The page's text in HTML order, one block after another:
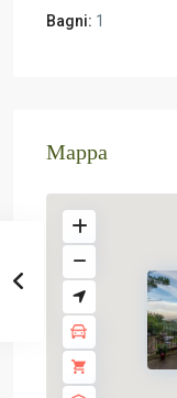
Bagni: 1
Mappa